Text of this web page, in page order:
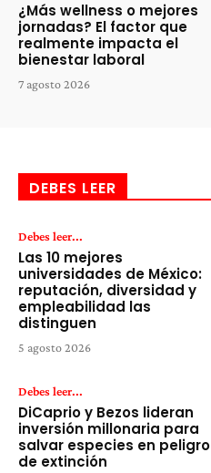
¿Más wellness o mejores
jornadas? El factor que
realmente impacta el
bienestar laboral
7 agosto 2026
DEBES LEER
Debes leer...
Las 10 mejores
universidades de México:
reputación, diversidad y
empleabilidad las
distinguen
5 agosto 2026
Debes leer...
DiCaprio y Bezos lideran
inversión millonaria para
salvar especies en peligro
de extinción